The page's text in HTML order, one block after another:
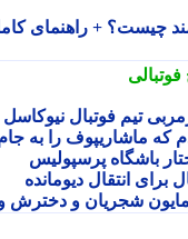
+ راهنمای کامل
تیم فوتبال نیوکاسل شد
ماشاریپوف را به جام
باشگاه پرسپولیس
انتقال دیومانده
شجریان و دخترش